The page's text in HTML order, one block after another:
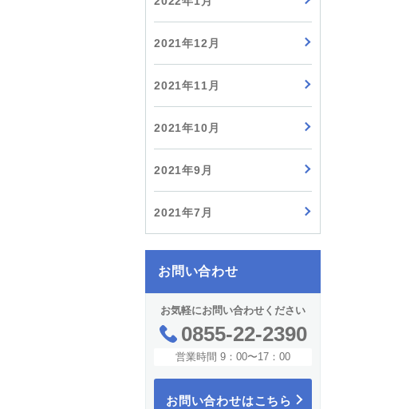
2021年12月
2021年11月
2021年10月
2021年9月
2021年7月
お問い合わせ
お気軽にお問い合わせください
0855-22-2390
営業時間 9：00〜17：00
お問い合わせはこちら